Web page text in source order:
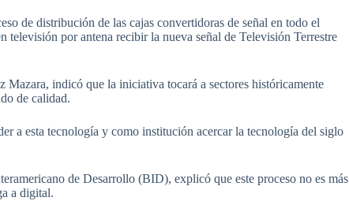
de distribución de las cajas convertidoras de señal en todo el
televisión por antena recibir la nueva señal de Televisión Terrestre
indicó que la iniciativa tocará a sectores históricamente
de calidad.
a esta tecnología y como institución acercar la tecnología del siglo
de Desarrollo (BID), explicó que este proceso no es más
a digital.